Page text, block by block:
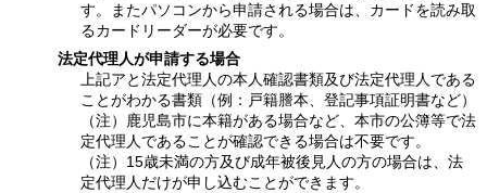
す。またパソコンから申請される場合は、カードを読み取
るカードリーダーが必要です。
法定代理人が申請する場合
上記アと法定代理人の本人確認書類及び法定代理人である
ことがわかる書類（例：戸籍謄本、登記事項証明書など）
（注）鹿児島市に本籍がある場合など、本市の公簿等で法
定代理人であることが確認できる場合は不要です。
（注）15歳未満の方及び成年被後見人の方の場合は、法
定代理人だけが申し込むことができます。